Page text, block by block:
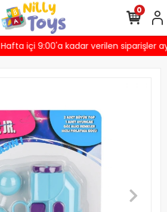
Hafta içi 9:00'a kadar verilen siparişler
0